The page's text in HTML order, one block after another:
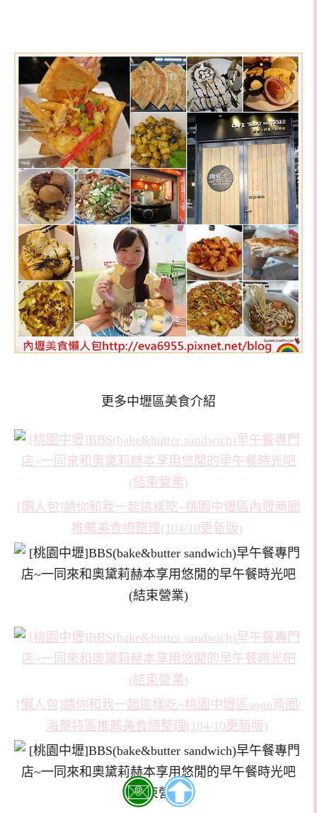
更多中壢區美食介紹
[懶人包]請你和我一起這樣吃~桃園中壢區內壢商圈
推薦美食總整理(104/10更新版)
[懶人包]請你和我一起這樣吃~桃園中壢區sogo商圈/
海華特區推薦美食總整理(104/10更新版)